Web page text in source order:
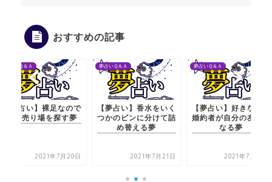
おすすめの記事
夢占いＱ＆Ａ
【夢占い】裸足なので
靴の売り場を探す夢
2021年7月20日
夢占いＱ＆Ａ
【夢占い】香水をいく
つかのビンに分けて詰
め替える夢
2021年7月21日
夢占いＱ＆Ａ
【夢占い】好きな人の
婚約者が自分の友人に
なる夢
2021年7月20日